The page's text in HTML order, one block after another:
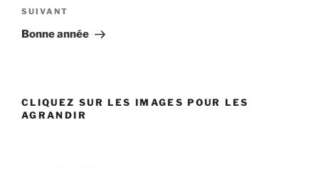
Article
suivant
SUIVANT
Bonne année
CLIQUEZ SUR LES IMAGES POUR LES
AGRANDIR